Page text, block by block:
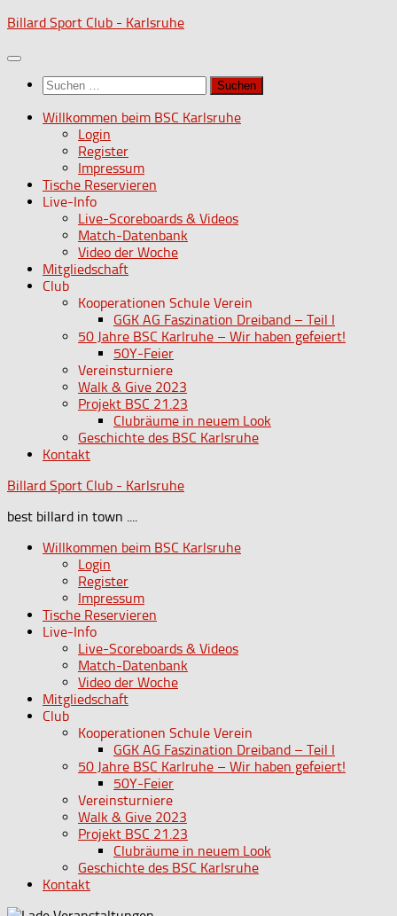
Zum
springen
Billard Sport Club - Karlsruhe
Suchen
nach:
Willkommen beim BSC Karlsruhe
Login
Register
Impressum
Tische Reservieren
Live-Info
Live-Scoreboards & Videos
Match-Datenbank
Video der Woche
Mitgliedschaft
Club
Kooperationen Schule Verein
GGK AG Faszination Dreiband – Teil I
50 Jahre BSC Karlruhe – Wir haben gefeiert!
50Y-Feier
Vereinsturniere
Walk & Give 2023
Projekt BSC 21.23
Clubräume in neuem Look
Geschichte des BSC Karlsruhe
Kontakt
Billard Sport Club - Karlsruhe
best billard in town ....
Willkommen beim BSC Karlsruhe
Login
Register
Impressum
Tische Reservieren
Live-Info
Live-Scoreboards & Videos
Match-Datenbank
Video der Woche
Mitgliedschaft
Club
Kooperationen Schule Verein
GGK AG Faszination Dreiband – Teil I
50 Jahre BSC Karlruhe – Wir haben gefeiert!
50Y-Feier
Vereinsturniere
Walk & Give 2023
Projekt BSC 21.23
Clubräume in neuem Look
Geschichte des BSC Karlsruhe
Kontakt